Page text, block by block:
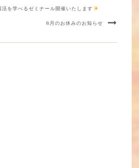
を学べるゼミナール開催いたします
8月のお休みのお知らせ